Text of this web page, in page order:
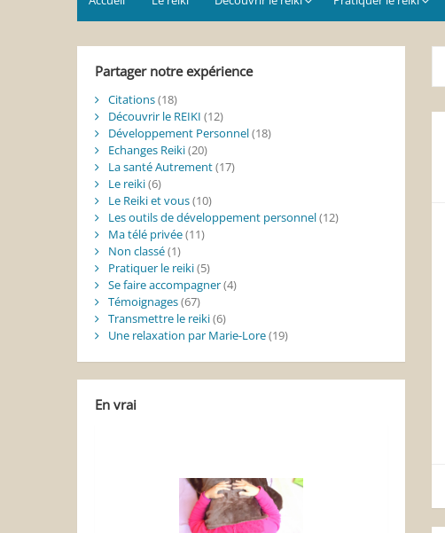
Partager notre expérience
Citations(18)
Découvrir le REIKI (12)
Développement Personnel(18)
Echanges Reiki(20)
La santé Autrement(17)
Le reiki(6)
Le Reiki et vous(10)
Les outils de développement personnel(12)
Ma télé privée(11)
Non classé(1)
Pratiquer le reiki(5)
Se faire accompagner(4)
Témoignages(67)
Transmettre le reiki(6)
Une relaxation par Marie-Lore(19)
En vrai